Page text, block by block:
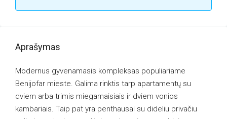
Aprašymas
Modernus gyvenamasis kompleksas populiariame
Benijofar mieste. Galima rinktis tarp apartamentų su
dviem arba trimis miegamaisiais ir dviem vonios
kambariais. Taip pat yra penthausai su dideliu privačiu